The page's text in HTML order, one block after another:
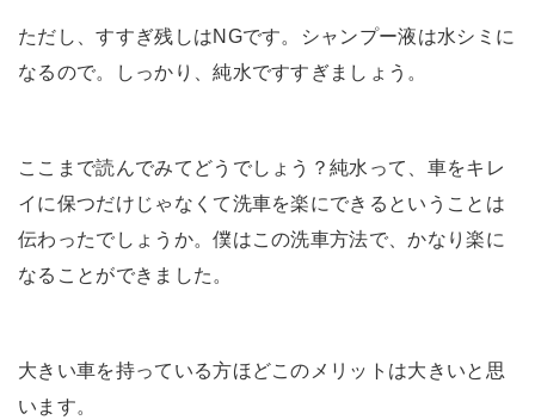
ただし、すすぎ残しはNGです。シャンプー液は水シミに
なるので。しっかり、純水ですすぎましょう。
ここまで読んでみてどうでしょう？純水って、車をキレ
イに保つだけじゃなくて洗車を楽にできるということは
伝わったでしょうか。僕はこの洗車方法で、かなり楽に
なることができました。
大きい車を持っている方ほどこのメリットは大きいと思
います。